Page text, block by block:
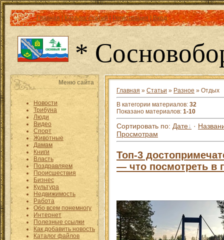
Главная|Каталог статей|Регистрация |Вход
*
Меню сайта
Новости
Трибуна
Люди
Видео
Спорт
Животные
Дамам
Книги
Власть
Поздравляем
Происшествия
Бизнес
Культура
Недвижимость
Работа
Обо всем понемногу
Интернет
Полезные ссылки
Как добавить новость
Каталог файлов
Главная » Статьи » Разное » Отдых
В категории материалов: 32
Показано материалов: 1-10
Сортировать по: Дате ·
Просмотрам
Топ-3
— что посмотреть в